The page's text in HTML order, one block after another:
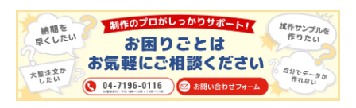
ー、ネームホルダーでオリジナルの
ホルダーはデザイン次第でどんなシ
ーンでもマッチします。ヘッダー部
分はダイカットでデザインにあわせ
た自由な形状で制作することができ
ます。また長さ調整と安全機能が付
いたネックストラップが標準で付属
ラーは全9色ご用意しておりますの
で、お客様のイメージやデザインに
合わせてお選びいただけます。 国内
の自社工場にて印刷いたしますの
で、短納期・小ロットでの対応が可
能です。グッズ制作の専門スタッフ
がしっかりサポートいたしますの